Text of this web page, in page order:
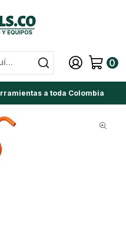
0
a toda Colombia